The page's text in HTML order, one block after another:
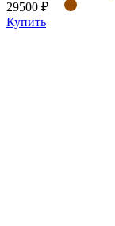
29500 ₽
Купить